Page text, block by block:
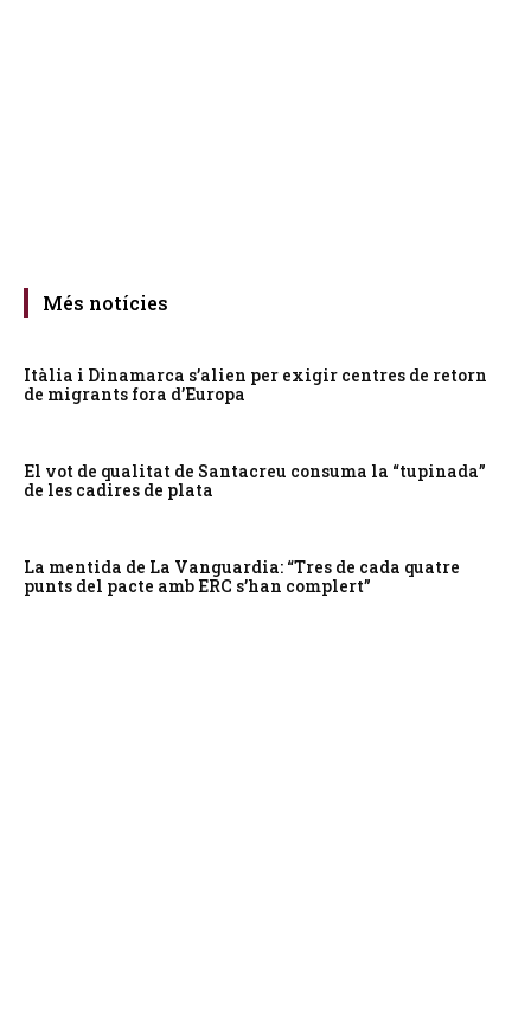
Més notícies
Itàlia i Dinamarca s’alien per exigir centres de retorn
de migrants fora d’Europa
El vot de qualitat de Santacreu consuma la “tupinada”
de les cadires de plata
La mentida de La Vanguardia: “Tres de cada quatre
punts del pacte amb ERC s’han complert”